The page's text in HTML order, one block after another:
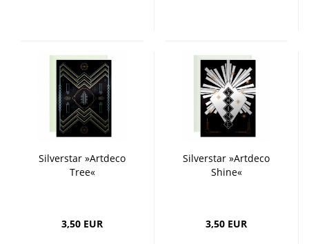
Silverstar »Artdeco
Tree«
3,50 EUR
Silverstar »Artdeco
Shine«
3,50 EUR